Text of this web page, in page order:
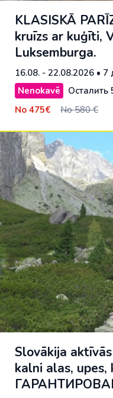
KLASISKĀ
kruīzs ar kuģīti,
Luksemburga.
16.08. - 22.08.2026 • 7
Nenokavē
Осталить
No 475€ No 580 €
Slovākija
kalni alas, upes,